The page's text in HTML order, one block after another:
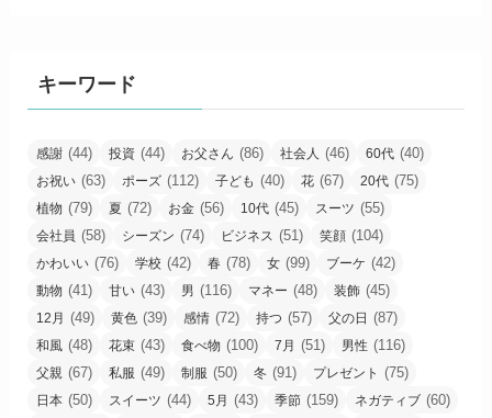
キーワード
感謝 (44) 投資 (44) お父さん (86) 社会人 (46) 60代 (40)
お祝い (63) ポーズ (112) 子ども (40) 花 (67) 20代 (75)
植物 (79) 夏 (72) お金 (56) 10代 (45) スーツ (55)
会社員 (58) シーズン (74) ビジネス (51) 笑顔 (104)
かわいい (76) 学校 (42) 春 (78) 女 (99) ブーケ (42)
動物 (41) 甘い (43) 男 (116) マネー (48) 装飾 (45)
12月 (49) 黄色 (39) 感情 (72) 持つ (57) 父の日 (87)
和風 (48) 花束 (43) 食べ物 (100) 7月 (51) 男性 (116)
父親 (67) 私服 (49) 制服 (50) 冬 (91) プレゼント (75)
日本 (50) スイーツ (44) 5月 (43) 季節 (159) ネガティブ (60)